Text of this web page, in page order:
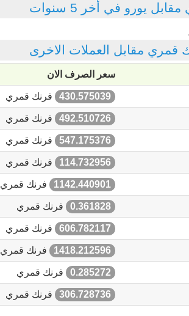
يورو في أخر 5 سنوات
قمري مقابل العملات الاخرى
سعر الصرف الان
430.575039 فرنك قمري
492.510726 فرنك قمري
547.175376 فرنك قمري
114.732956 فرنك قمري
1142.440901 فرنك قمري
0.361828 فرنك قمري
606.782117 فرنك قمري
1418.212596 فرنك قمري
0.285272 فرنك قمري
306.728736 فرنك قمري